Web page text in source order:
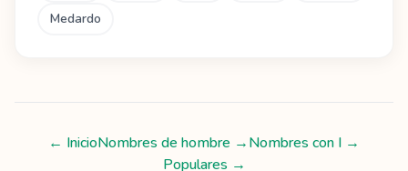
Medardo
← InicioNombres de hombre →Nombres con I →
Populares →